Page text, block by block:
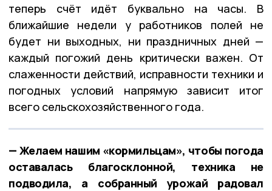
теперь счёт идёт буквально на часы. В
ближайшие недели у работников полей не
будет ни выходных, ни праздничных дней —
каждый погожий день критически важен. От
слаженности действий, исправности техники и
погодных условий напрямую зависит итог
всего сельскохозяйственного года.
— Желаем нашим «кормильцам», чтобы погода
оставалась благосклонной, техника не
подводила, а собранный урожай радовал